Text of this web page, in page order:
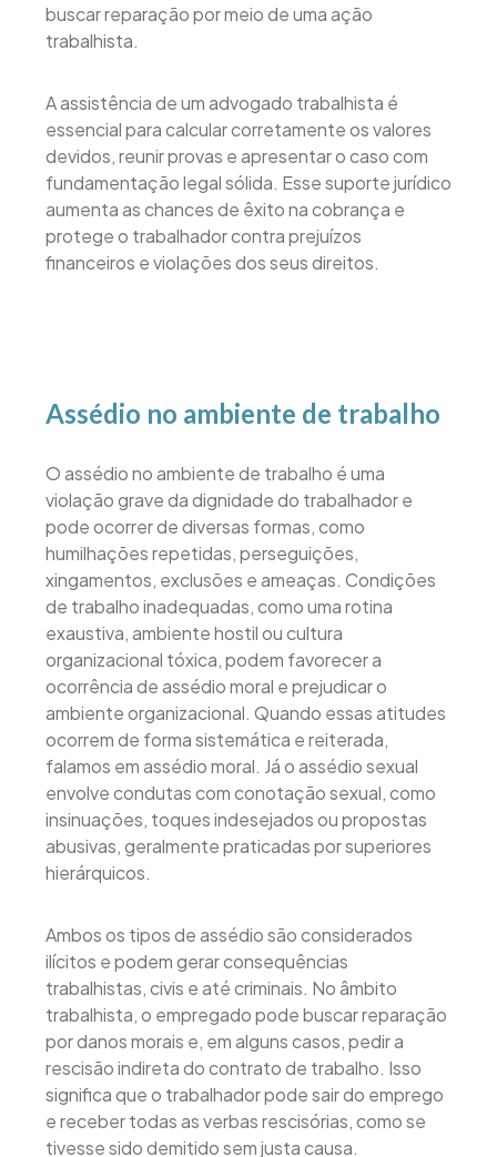
buscar reparação por meio de uma ação
trabalhista.
A assistência de um advogado trabalhista é
essencial para calcular corretamente os valores
devidos, reunir provas e apresentar o caso com
fundamentação legal sólida. Esse suporte jurídico
aumenta as chances de êxito na cobrança e
protege o trabalhador contra prejuízos
financeiros e violações dos seus direitos.
Assédio no ambiente de trabalho
O assédio no ambiente de trabalho é uma
violação grave da dignidade do trabalhador e
pode ocorrer de diversas formas, como
humilhações repetidas, perseguições,
xingamentos, exclusões e ameaças. Condições
de trabalho inadequadas, como uma rotina
exaustiva, ambiente hostil ou cultura
organizacional tóxica, podem favorecer a
ocorrência de assédio moral e prejudicar o
ambiente organizacional. Quando essas atitudes
ocorrem de forma sistemática e reiterada,
falamos em assédio moral. Já o assédio sexual
envolve condutas com conotação sexual, como
insinuações, toques indesejados ou propostas
abusivas, geralmente praticadas por superiores
hierárquicos.
Ambos os tipos de assédio são considerados
ilícitos e podem gerar consequências
trabalhistas, civis e até criminais. No âmbito
trabalhista, o empregado pode buscar reparação
por danos morais e, em alguns casos, pedir a
rescisão indireta do contrato de trabalho. Isso
significa que o trabalhador pode sair do emprego
e receber todas as verbas rescisórias, como se
tivesse sido demitido sem justa causa.